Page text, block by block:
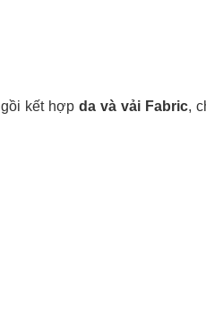
kết hợpda và vải Fabric,